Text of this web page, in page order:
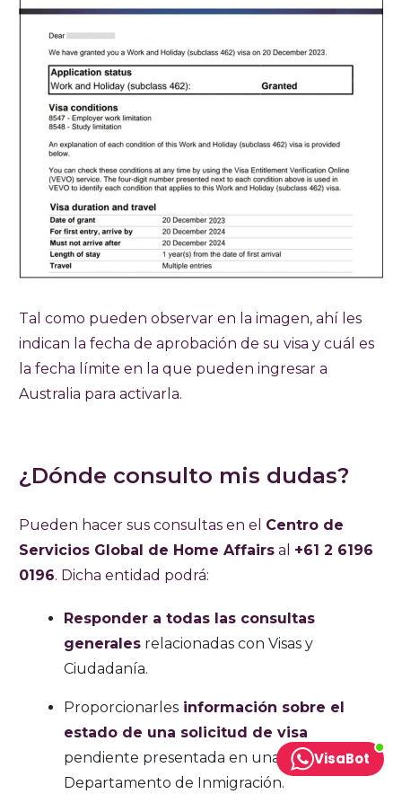
Tal como pueden observar en la imagen, ahí les
indican la fecha de aprobación de su visa y cuál es
la fecha límite en la que pueden ingresar a
Australia para activarla.
¿Dónde consulto mis dudas?
Pueden hacer sus consultas en el Centro de
Servicios Global de Home Affairs al +61 2 6196
0196. Dicha entidad podrá:
Responder a todas las consultas
generales relacionadas con Visas y
Ciudadanía.
Proporcionarles información sobre el
estado de una solicitud de visa
pendiente presentada en una oficina del
Departamento de Inmigración.
VisaBot